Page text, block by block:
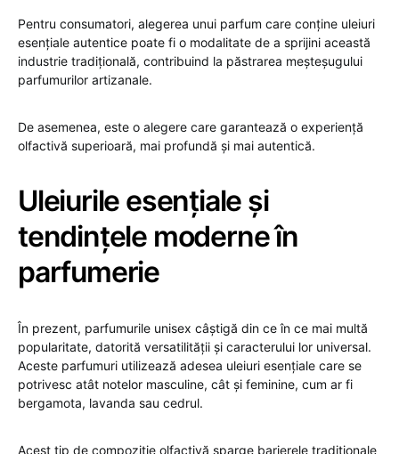
Pentru consumatori, alegerea unui parfum care conține uleiuri
esențiale autentice poate fi o modalitate de a sprijini această
industrie tradițională, contribuind la păstrarea meșteșugului
parfumurilor artizanale.
De asemenea, este o alegere care garantează o experiență
olfactivă superioară, mai profundă și mai autentică.
Uleiurile esențiale și
tendințele moderne în
parfumerie
În prezent, parfumurile unisex câștigă din ce în ce mai multă
popularitate, datorită versatilității și caracterului lor universal.
Aceste parfumuri utilizează adesea uleiuri esențiale care se
potrivesc atât notelor masculine, cât și feminine, cum ar fi
bergamota, lavanda sau cedrul.
Acest tip de compoziție olfactivă sparge barierele tradiționale